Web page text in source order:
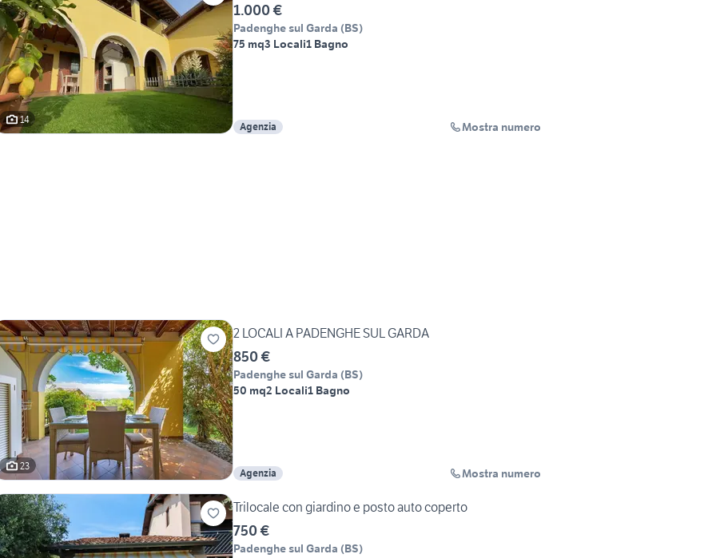
14
1.000 €
Padenghe sul Garda (BS)
75 mq3 Locali1 Bagno
Agenzia Mostra numero
23
2 LOCALI A PADENGHE SUL GARDA
850 €
Padenghe sul Garda (BS)
50 mq2 Locali1 Bagno
Agenzia Mostra numero
Trilocale con giardino e posto auto coperto
750 €
Padenghe sul Garda (BS)